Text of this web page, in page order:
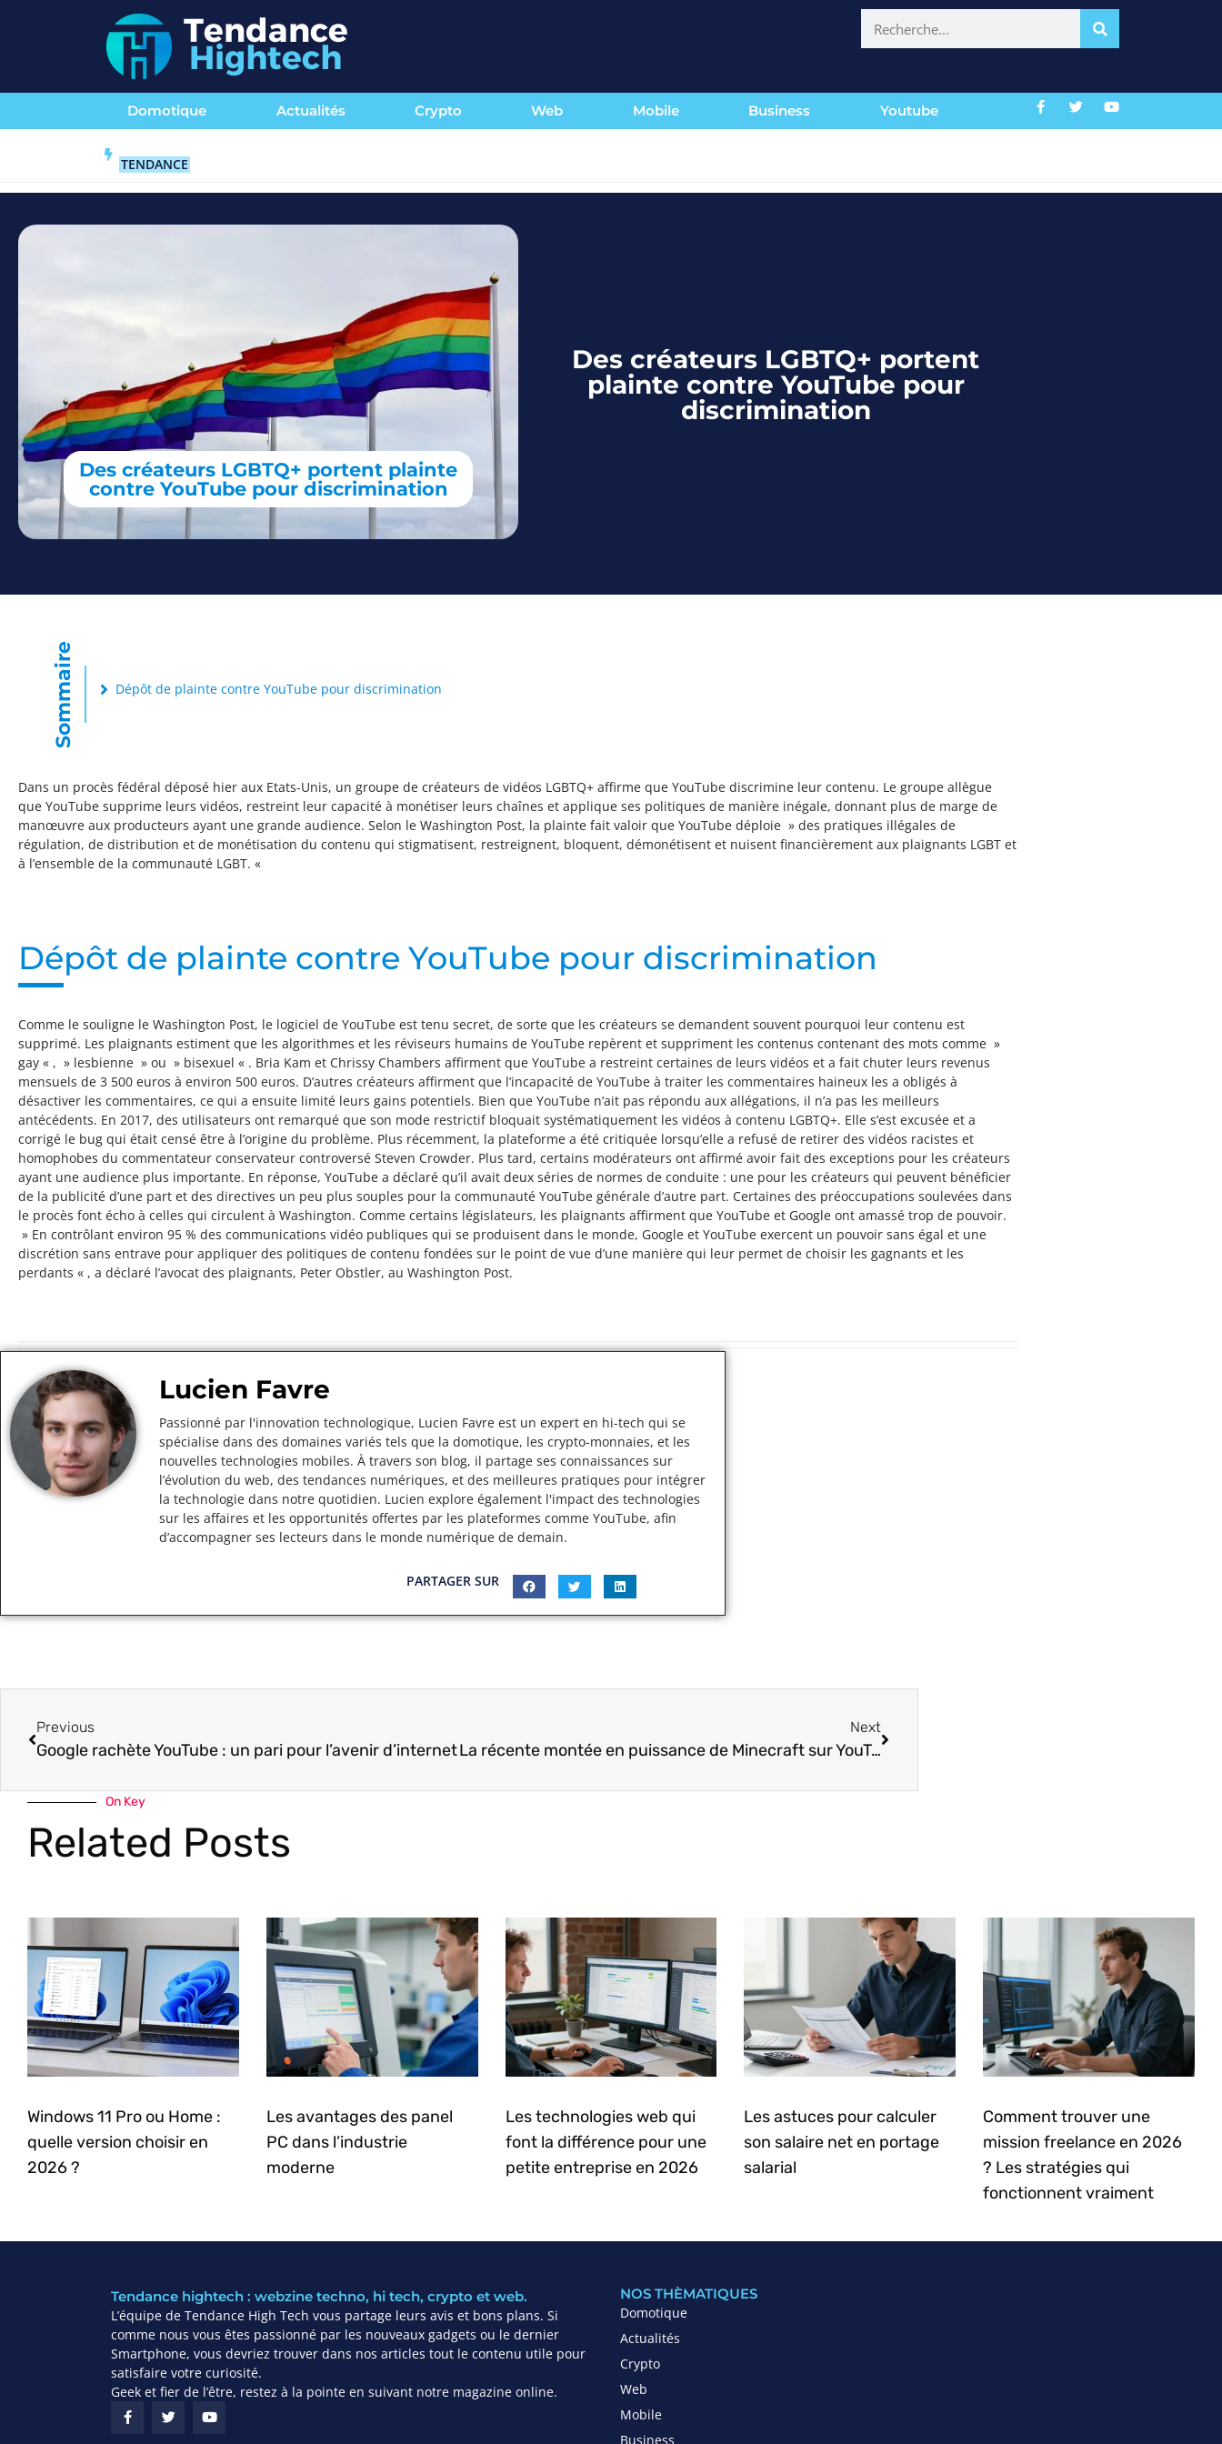
Domotique Actualités Crypto Web Mobile Business Youtube
TENDANCE
Des créateurs LGBTQ+ portent plainte
contre YouTube pour discrimination
Des créateurs LGBTQ+ portent
plainte contre YouTube pour
discrimination
Sommaire Dépôt de plainte contre YouTube pour discrimination
Dans un procès fédéral déposé hier aux Etats-Unis, un groupe de créateurs de vidéos LGBTQ+ affirme que YouTube discrimine leur contenu. Le groupe allègue
que YouTube supprime leurs vidéos, restreint leur capacité à monétiser leurs chaînes et applique ses politiques de manière inégale, donnant plus de marge de
manœuvre aux producteurs ayant une grande audience. Selon le Washington Post, la plainte fait valoir que YouTube déploie » des pratiques illégales de
régulation, de distribution et de monétisation du contenu qui stigmatisent, restreignent, bloquent, démonétisent et nuisent financièrement aux plaignants LGBT et
à l’ensemble de la communauté LGBT. «
Dépôt de plainte contre YouTube pour discrimination
Comme le souligne le Washington Post, le logiciel de YouTube est tenu secret, de sorte que les créateurs se demandent souvent pourquoi leur contenu est
supprimé. Les plaignants estiment que les algorithmes et les réviseurs humains de YouTube repèrent et suppriment les contenus contenant des mots comme »
gay « , » lesbienne » ou » bisexuel « . Bria Kam et Chrissy Chambers affirment que YouTube a restreint certaines de leurs vidéos et a fait chuter leurs revenus
mensuels de 3 500 euros à environ 500 euros. D’autres créateurs affirment que l’incapacité de YouTube à traiter les commentaires haineux les a obligés à
désactiver les commentaires, ce qui a ensuite limité leurs gains potentiels. Bien que YouTube n’ait pas répondu aux allégations, il n’a pas les meilleurs
antécédents. En 2017, des utilisateurs ont remarqué que son mode restrictif bloquait systématiquement les vidéos à contenu LGBTQ+. Elle s’est excusée et a
corrigé le bug qui était censé être à l’origine du problème. Plus récemment, la plateforme a été critiquée lorsqu’elle a refusé de retirer des vidéos racistes et
homophobes du commentateur conservateur controversé Steven Crowder. Plus tard, certains modérateurs ont affirmé avoir fait des exceptions pour les créateurs
ayant une audience plus importante. En réponse, YouTube a déclaré qu’il avait deux séries de normes de conduite : une pour les créateurs qui peuvent bénéficier
de la publicité d’une part et des directives un peu plus souples pour la communauté YouTube générale d’autre part. Certaines des préoccupations soulevées dans
le procès font écho à celles qui circulent à Washington. Comme certains législateurs, les plaignants affirment que YouTube et Google ont amassé trop de pouvoir.
» En contrôlant environ 95 % des communications vidéo publiques qui se produisent dans le monde, Google et YouTube exercent un pouvoir sans égal et une
discrétion sans entrave pour appliquer des politiques de contenu fondées sur le point de vue d’une manière qui leur permet de choisir les gagnants et les
perdants « , a déclaré l’avocat des plaignants, Peter Obstler, au Washington Post.
Lucien Favre
Passionné par l'innovation technologique, Lucien Favre est un expert en hi-tech qui se
spécialise dans des domaines variés tels que la domotique, les crypto-monnaies, et les
nouvelles technologies mobiles. À travers son blog, il partage ses connaissances sur
l’évolution du web, des tendances numériques, et des meilleures pratiques pour intégrer
la technologie dans notre quotidien. Lucien explore également l'impact des technologies
sur les affaires et les opportunités offertes par les plateformes comme YouTube, afin
d’accompagner ses lecteurs dans le monde numérique de demain.
PARTAGER SUR
Previous
Google rachète YouTube : un pari pour l’avenir d’internet
Next
La récente montée en puissance de Minecraft sur YouTube
On Key
Related Posts
Windows 11 Pro ou Home :
quelle version choisir en
2026 ?
Les avantages des panel
PC dans l’industrie
moderne
Les technologies web qui
font la différence pour une
petite entreprise en 2026
Les astuces pour calculer
son salaire net en portage
salarial
Comment trouver une
mission freelance en 2026
? Les stratégies qui
fonctionnent vraiment
Tendance hightech : webzine techno, hi tech, crypto et web.
L’équipe de Tendance High Tech vous partage leurs avis et bons plans. Si
comme nous vous êtes passionné par les nouveaux gadgets ou le dernier
Smartphone, vous devriez trouver dans nos articles tout le contenu utile pour
satisfaire votre curiosité.
Geek et fier de l’être, restez à la pointe en suivant notre magazine online.
NOS THÈMATIQUES
Domotique
Actualités
Crypto
Web
Mobile
Business